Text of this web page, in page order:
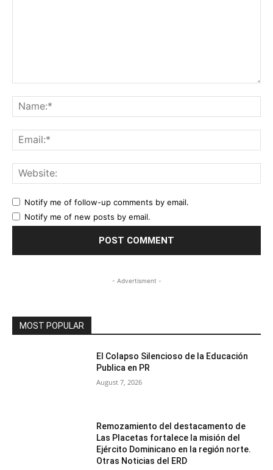
Notify me of follow-up comments by email.
Notify me of new posts by email.
- Advertisment -
MOST POPULAR
El Colapso Silencioso de la Educación
Publica en PR
August 7, 2026
Remozamiento del destacamento de
Las Placetas fortalece la misión del
Ejército Dominicano en la región norte.
Otras Noticias del ERD